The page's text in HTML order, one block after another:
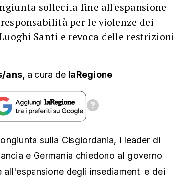
sollecita fine all'espansione
per le violenze dei
Santi e revoca delle restrizioni
ans, a cura de laRegione
sulla Cisgiordania, i leader di
e Germania chiedono al governo
all'espansione degli insediamenti e dei